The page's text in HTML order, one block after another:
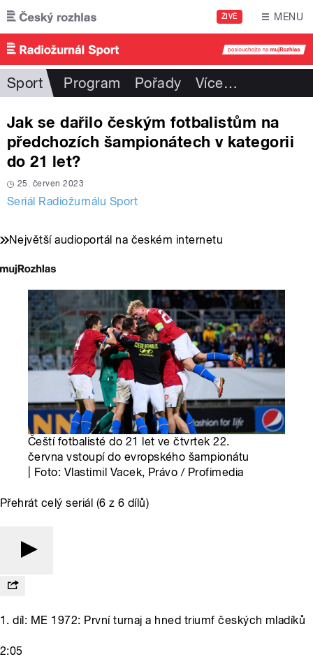
Přejít k hlavnímu obsahu
ŽIVĚ MENU
Sport Program Pořady Více…
Jak se dařilo českým fotbalistům na
předchozích šampionátech v kategorii
do 21 let?
25. červen 2023
Seriál Radiožurnálu Sport
Největší audioportál na českém internetu
Čeští fotbalisté do 21 let ve čtvrtek 22.
června vstoupí do evropského šampionátu
| Foto: Vlastimil Vacek, Právo / Profimedia
Přehrát celý seriál (6 z 6 dílů)
1. díl: ME 1972: První turnaj a hned triumf českých mladíků
2:05